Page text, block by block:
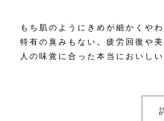
もち肌のようにきめが細かくや
特有の臭みもない。疲労回復や
人の味覚に合った本当においしい